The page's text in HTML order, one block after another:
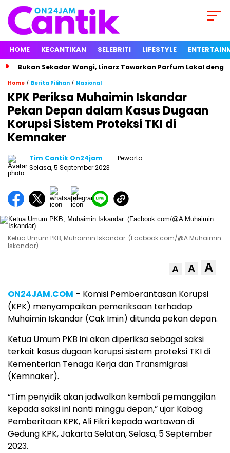
HOME KECANTIKAN SELEBRITI LIFESTYLE
Bukan Sekadar Wangi, Linarz Tawarkan Parfum Lokal
Home / Berita Pilihan / Nasional
KPK Periksa Muhaimin Iskandar
Pekan Depan dalam Kasus Dugaan
Korupsi Sistem Proteksi TKI di
Kemnaker
Tim Cantik On24jam
- Pewarta
Selasa, 5 September 2023
Ketua Umum PKB, Muhaimin Iskandar. (Facbook.com/@A Muhaimin
Iskandar)
A A A
ON24JAM.COM – Komisi Pemberantasan Korupsi
(KPK) menyampaikan pemeriksaan terhadap
Muhaimin Iskandar (Cak Imin) ditunda pekan depan.
Ketua Umum PKB ini akan diperiksa sebagai saksi
terkait kasus dugaan korupsi sistem proteksi TKI di
Kementerian Tenaga Kerja dan Transmigrasi
(Kemnaker).
“Tim penyidik akan jadwalkan kembali pemanggilan
kepada saksi ini nanti minggu depan,” ujar Kabag
Pemberitaan KPK, Ali Fikri kepada wartawan di
Gedung KPK, Jakarta Selatan, Selasa, 5 September
2023.